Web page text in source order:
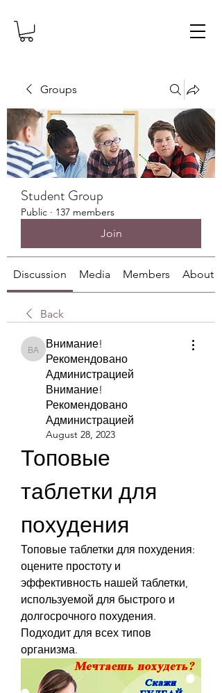
Groups
Student Group
Public · 137 members
Join
Discussion Media Members About
Back
Внимание! Рекомендовано Администрацией
Внимание!
Рекомендовано
Администрацией
Внимание!
Рекомендовано
Администрацией
August 28, 2023
Топовые
таблетки для
похудения
Топовые таблетки для похудения:
оцените простоту и
эффективность нашей таблетки,
используемой для быстрого и
долгосрочного похудения.
Подходит для всех типов
организма.